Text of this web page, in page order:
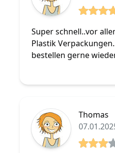
Super schnell..vor
Plastik
bestellen gerne
Thomas